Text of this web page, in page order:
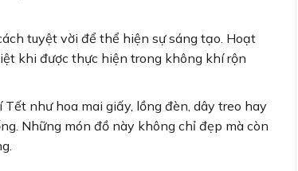
tuyệt vời để thể hiện sự sáng tạo. Hoạt
khi được thực hiện trong không khí rộn
như hoa mai giấy, lồng đèn, dây treo hay
Những món đồ này không chỉ đẹp mà còn